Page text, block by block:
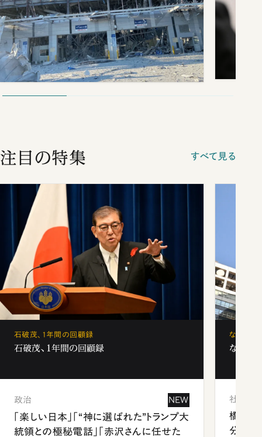
注目の特集 すべて見る
石破茂、1年間の回顧録
石破茂、1年間の回顧録
政治 NEW
「楽しい日本」「“神に選ばれた”トランプ大
統領との極秘電話」「赤沢さんに任せた
なぜ「フ
なぜ「
社会
橋本愛
分 佐